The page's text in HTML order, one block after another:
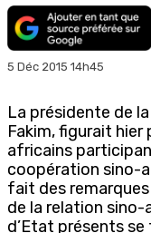
5 Déc 2015 14h45
La présidente de
Fakim, figurait hier
africains
coopération sino-
fait des
de la relation
d’Etat présents